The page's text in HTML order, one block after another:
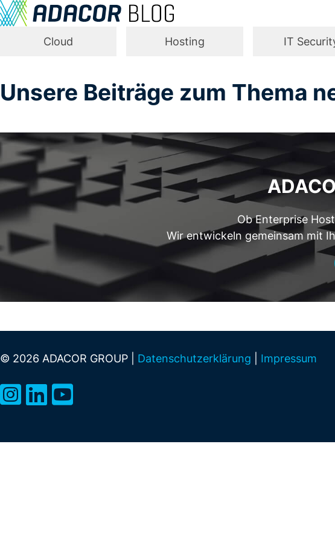
Cloud Hosting IT
Unsere Beiträge zum Thema
Ob Enterprise
Wir entwickeln gemeinsam mit
© 2026 ADACOR GROUP | Datenschutzerklärung Impressum